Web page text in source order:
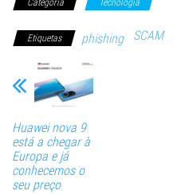
Categoria Tecnologia
Etiquetas phishing SCAM
Huawei nova 9
está a chegar à
Europa e já
conhecemos o
seu preço